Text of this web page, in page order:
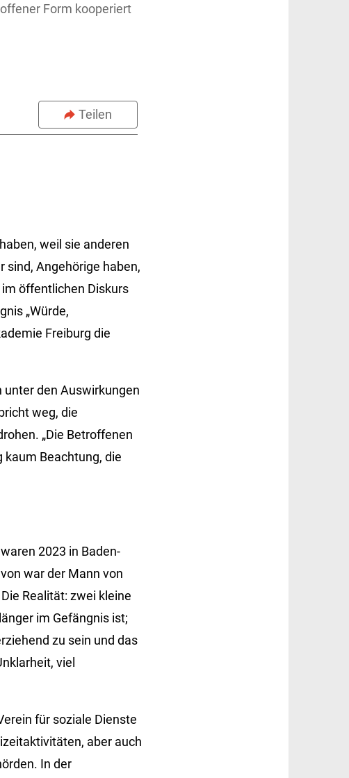
Form kooperiert
Teilen
weil sie anderen
sind, Angehörige haben,
öffentlichen Diskurs
„Würde,
Freiburg die
unter den Auswirkungen
weg, die
„Die Betroffenen
Beachtung, die
2023 in Baden-
war der Mann von
Realität: zwei kleine
im Gefängnis ist;
zu sein und das
viel
für soziale Dienste
aber auch
In der